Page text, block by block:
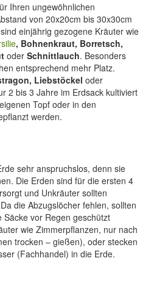
Ihren ungewöhnlichen
von 20x20cm bis 30x30cm
einjährig gezogene Kräuter wie
, Bohnenkraut, Borretsch,
oder Schnittlauch. Besonders
entsprechend mehr Platz.
Liebstöckel oder
2 bis 3 Jahre im Erdsack kultiviert
Topf oder in den
werden.
sehr anspruchslos, denn sie
Die Erden sind für die ersten 4
und Unkräuter sollten
die Abzugslöcher fehlen, sollten
vor Regen geschützt
wie Zimmerpflanzen, nur nach
trocken – gießen), oder stecken
(Fachhandel) in die Erde.